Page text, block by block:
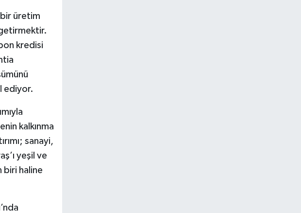
bir üretim
kredisi
ediyor.
kalkınma
sanayi,
yeşil ve
biri haline